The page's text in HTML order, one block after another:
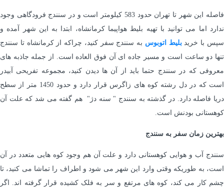
فاصله این شهر تا تهران حدود 583 کیلومتر است و در سنندج فرودگاهی وجود
ندارد اما می توانید با تهیه بلیط هواپیما کرمانشاه، ابتدا به این شهر آمده و
سپس با خریدبلیط اتوبوس به سنندج سفر کنید، چراکه از کرمانشاه تا سنندج
تنها دو ساعت است و مسیر جاده ای آن فوق العاده است. از جمله جاذبه های
معروفی که در سنندج حتما باید از آن ها دیدن کنید، مجموعه تفریحی آبیدر
است که در دل رشته کوه های زاگرس قرار دارد و حدود 1450 متر از سطح
دریا فاصله دارد. در گذشته به سنندج " سنه دژ" هم گفته می شد که علت آن
کوهستانی بودنش است.
بهترین زمان سفر به سنندج
سنندج آب و هوایی کوهستانی دارد و علت آن هم وجود کوه هایی متعدد در آن
است، به طوریکه وقتی وارد این شهر می شود و اطراف را تماشا می کنید، تا
چشم کار می کند، کوه های مرتفع و سر به فلک کشیده قرار گرفته اند. اگر